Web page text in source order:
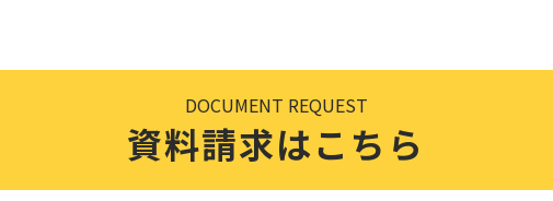
DOCUMENT REQUEST
資料請求はこちら